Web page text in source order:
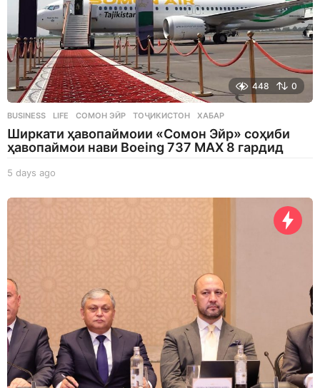
448 0
BUSINESS ,LIFE СОМОН ЭЙР ,ТОҶИКИСТОН ,ХАБАР
Ширкати ҳавопаймоии «Сомон Эйр» соҳиби
ҳавопаймои нави Boeing 737 MAX 8 гардид
5 days ago
a